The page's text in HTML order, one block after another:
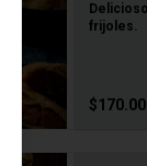
frijoles.
$170.00